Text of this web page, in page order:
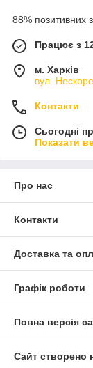
88% позитивних з
Працює з
м. Харків
вул.
Контакти
Сьогодні
Показати
Про нас
Контакти
Доставка та
Графік роботи
Повна версія
Сайт створено